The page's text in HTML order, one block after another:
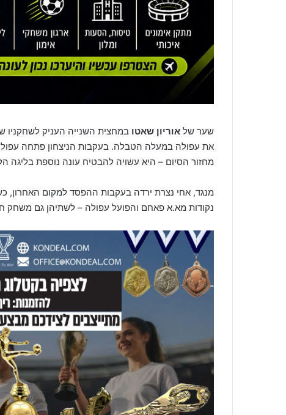
שער של אוריון שאטו
את עפולה במעלה הטבלה. בעקבות הניצחון פתחה
מחזור הסיום – היא עשויה להבטיח עונה נוספת בליגה
מנגד, אחי נצרת ירדה בעקבות ההפסד למקום האחרון,
נקודות מא.א פאחם והפועל עפולה – לשתיהן גם משחק